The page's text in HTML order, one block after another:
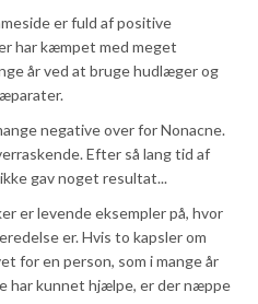
er fuld af positive
har kæmpet med meget
år ved at bruge hudlæger og
negative over for Nonacne.
Efter så lang tid af
gav noget resultat...
er levende eksempler på, hvor
er. Hvis to kapsler om
for en person, som i mange år
har kunnet hjælpe, er der næppe